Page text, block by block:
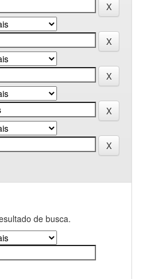
de busca.